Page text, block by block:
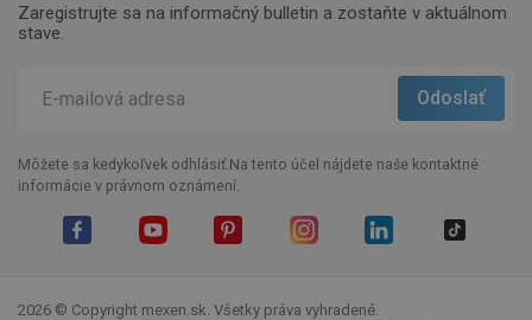
Zaregistrujte sa na informačný bulletin a zostaňte v aktuálnom
stave.
Môžete sa kedykoľvek odhlásiť.Na tento účel nájdete naše kontaktné
informácie v právnom oznámení.
2026 © Copyright mexen.sk. Všetky práva vyhradené.